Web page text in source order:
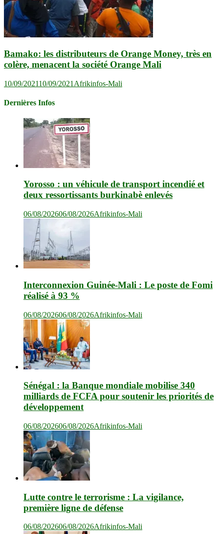
Bamako: les distributeurs de Orange Money, très en
colère, menacent la société Orange Mali
10/09/202110/09/2021 Afrikinfos-Mali
Dernières Infos
Yorosso : un véhicule de transport incendié et
deux ressortissants burkinabè enlevés
06/08/202606/08/2026Afrikinfos-Mali
Interconnexion Guinée-Mali : Le poste de Fomi
réalisé à 93 %
06/08/202606/08/2026Afrikinfos-Mali
Sénégal : la Banque mondiale mobilise 340
milliards de FCFA pour soutenir les priorités de
développement
06/08/202606/08/2026Afrikinfos-Mali
Lutte contre le terrorisme : La vigilance,
première ligne de défense
06/08/202606/08/2026Afrikinfos-Mali